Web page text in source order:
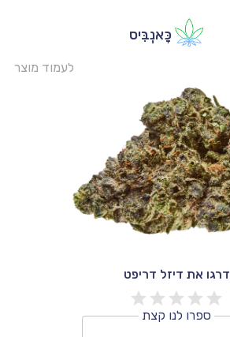
כָּאנְבִּיס
לעמוד מוצר
דרגו את דיזל דריפט
ספרו לנו קצת